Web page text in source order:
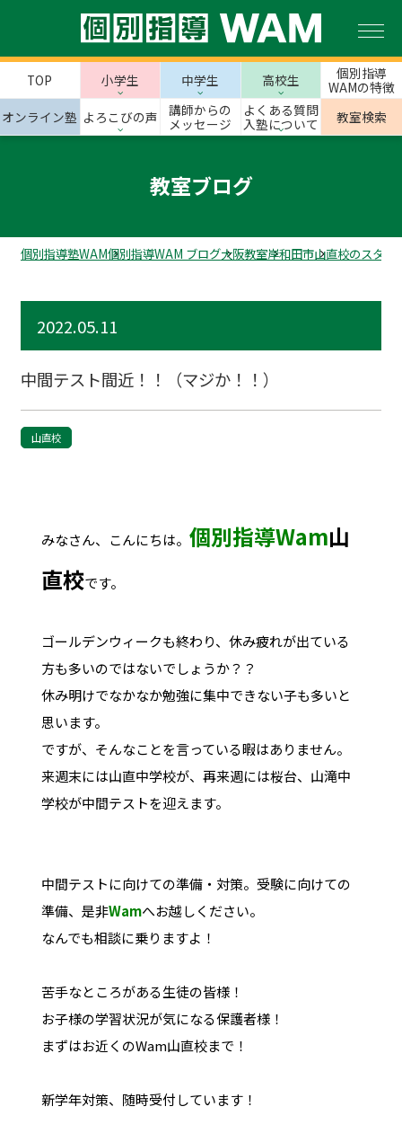
TOP 小学生 中学生 高校生
個別指導
WAMの特徴
オンライン塾 よろこびの声
講師からの
メッセージ
よくある質問
入塾について
教室検索
教室ブログ
個別指導塾WAM個別指導WAM ブログ大阪教室岸和田市山直校のスタッ
2022.05.11
中間テスト間近！！（マジか！！）
山直校
みなさん、こんにちは。 個別指導Wam山
直校です。
ゴールデンウィークも終わり、休み疲れが出ている
方も多いのではないでしょうか？？
休み明けでなかなか勉強に集中できない子も多いと
思います。
ですが、そんなことを言っている暇はありません。
来週末には山直中学校が、再来週には桜台、山滝中
学校が中間テストを迎えます。
中間テストに向けての準備・対策。受験に向けての
準備、是非Wamへお越しください。
なんでも相談に乗りますよ！
苦手なところがある生徒の皆様！
お子様の学習状況が気になる保護者様！
まずはお近くのWam山直校まで！
新学年対策、随時受付しています！